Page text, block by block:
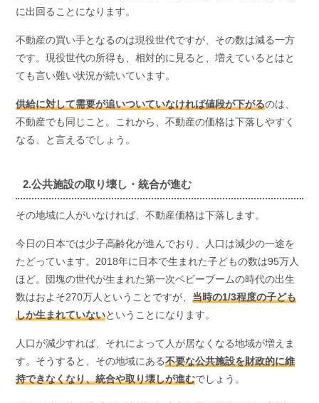
に出回ることになります。
不動産の買い手となるのは現役世代ですが、その数は減る一方
です。現役世代の所得も、相対的に見ると、増えているとはと
ても言い難い状況が続いています。
供給に対して需要が追いついていなければ値段が下がるのは、
不動産でも同じこと。これから、不動産の価格は下落しやすく
なる、と言えるでしょう。
2.公共施設の取り壊し・統合が進む
その地域に人がいなければ、不動産価格は下落します。
今日の日本では少子高齢化が進んでおり、人口は減少の一途を
たどっています。2018年に日本で生まれた子どもの数は95万人
ほど。団塊の世代が生まれた第一次ベビーブームの時代の出生
数はおよそ270万人ということですが、当時の1/3程度の子ども
しか生まれていないということになります。
人口が減少すれば、それによって人が居なくなる地域が増えま
す。そうすると、その地域にある不要な公共施設を財政的に維
持できなくなり、統合や取り壊しが進むでしょう。